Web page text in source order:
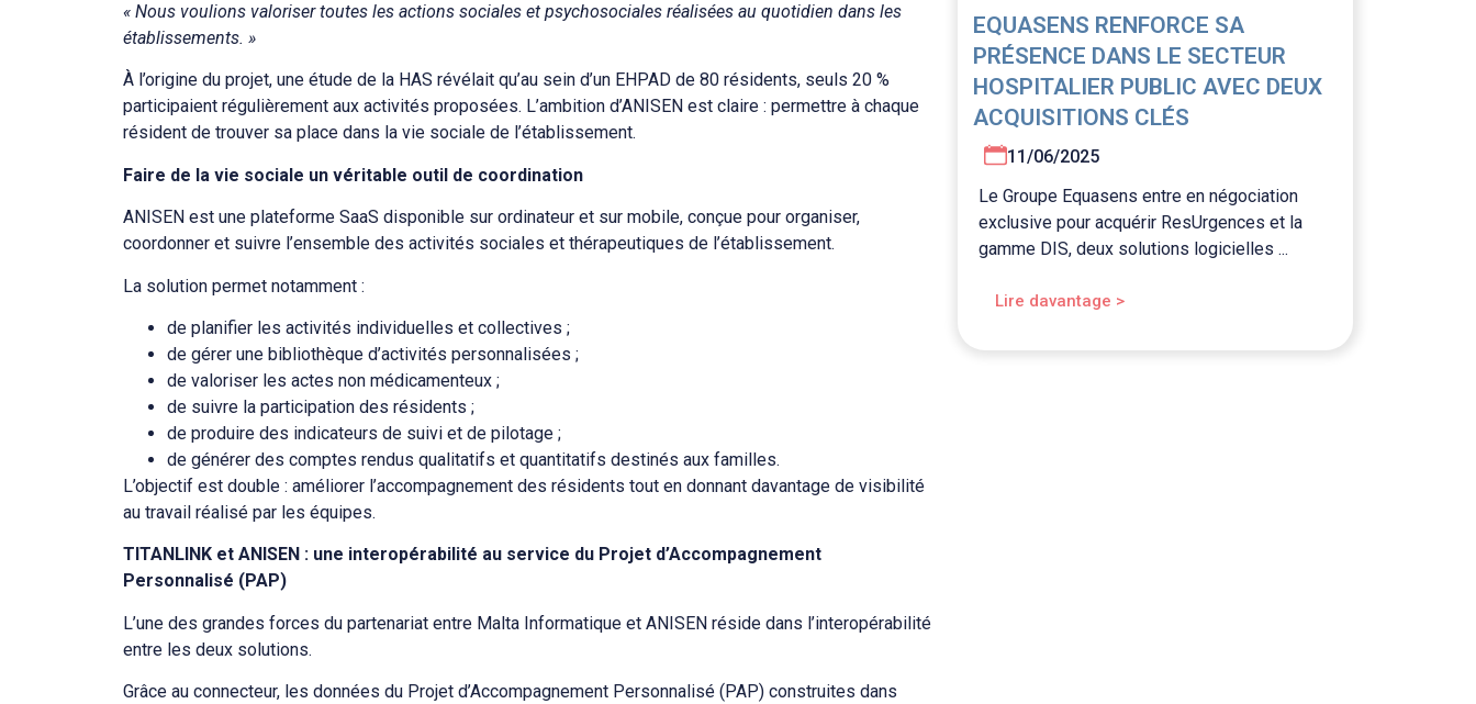
« Nous voulions valoriser toutes les actions sociales et psychosociales réalisées au quotidien dans les
établissements. »
À l’origine du projet, une étude de la HAS révélait qu’au sein d’un EHPAD de 80 résidents, seuls 20 %
participaient régulièrement aux activités proposées. L’ambition d’ANISEN est claire : permettre à chaque
résident de trouver sa place dans la vie sociale de l’établissement.
Faire de la vie sociale un véritable outil de coordination
ANISEN est une plateforme SaaS disponible sur ordinateur et sur mobile, conçue pour organiser,
coordonner et suivre l’ensemble des activités sociales et thérapeutiques de l’établissement.
La solution permet notamment :
de planifier les activités individuelles et collectives ;
de gérer une bibliothèque d’activités personnalisées ;
de valoriser les actes non médicamenteux ;
de suivre la participation des résidents ;
de produire des indicateurs de suivi et de pilotage ;
de générer des comptes rendus qualitatifs et quantitatifs destinés aux familles.
L’objectif est double : améliorer l’accompagnement des résidents tout en donnant davantage de visibilité
au travail réalisé par les équipes.
TITANLINK et ANISEN : une interopérabilité au service du Projet d’Accompagnement
Personnalisé (PAP)
L’une des grandes forces du partenariat entre Malta Informatique et ANISEN réside dans l’interopérabilité
entre les deux solutions.
Grâce au connecteur, les données du Projet d’Accompagnement Personnalisé (PAP) construites dans
EQUASENS RENFORCE SA
PRÉSENCE DANS LE SECTEUR
HOSPITALIER PUBLIC AVEC DEUX
ACQUISITIONS CLÉS
11/06/2025
Le Groupe Equasens entre en négociation
exclusive pour acquérir ResUrgences et la
gamme DIS, deux solutions logicielles ...
Lire davantage >